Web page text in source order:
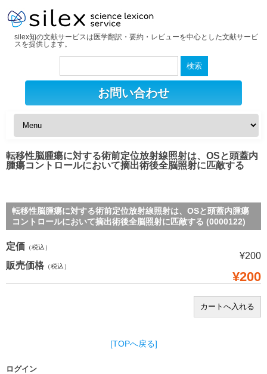
silex知の文献サービスは医学翻訳・要約・レビューを中心とした文献サービ
スを提供します。
検
お問い合わせ
転移性脳腫瘍に対する術前定位放射線照射は、OSと頭蓋内
腫瘍コントロールにおいて摘出術後全脳照射に匹敵する
転移性脳腫瘍に対する術前定位放射線照射は、OSと頭蓋内腫瘍
コントロールにおいて摘出術後全脳照射に匹敵する (0000122)
定価 （税込）
¥200
販売価格 （税込）
¥200
[TOPへ戻る]
ログイン